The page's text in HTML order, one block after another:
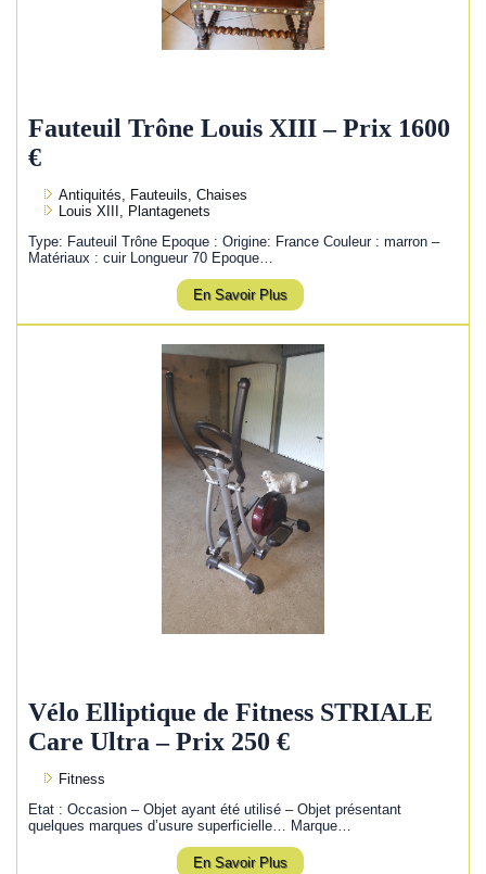
Fauteuil Trône Louis XIII – Prix 1600
€
Antiquités, Fauteuils, Chaises
Louis XIII, Plantagenets
Type: Fauteuil Trône Epoque : Origine: France Couleur : marron –
Matériaux : cuir Longueur 70 Epoque…
En Savoir Plus
Vélo Elliptique de Fitness STRIALE
Care Ultra – Prix 250 €
Fitness
Etat : Occasion – Objet ayant été utilisé – Objet présentant
quelques marques d’usure superficielle… Marque…
En Savoir Plus